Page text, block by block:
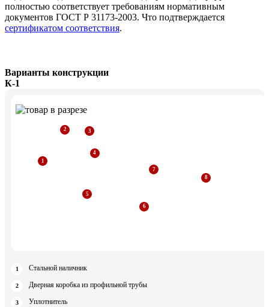
полностью соответствует требованиям нормативным
документов ГОСТ Р 31173-2003. Что подтверждается
сертификатом соответствия.
Варианты конструкции
К-1
Стальной наличник
Дверная коробка из профильной трубы
Уплотнитель